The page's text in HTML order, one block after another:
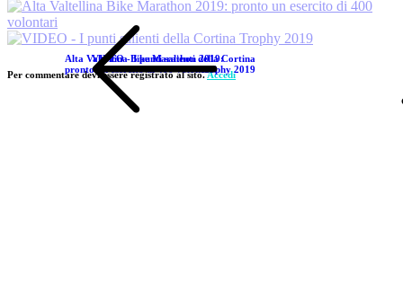
Alta Valtellina Bike Marathon 2019:
pronto un esercito di 400 volontari
VIDEO - I punti salienti della Cortina
Trophy 2019
Per commentare devi essere registrato al sito.Accedi